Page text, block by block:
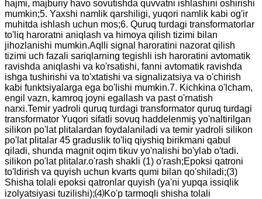
hajmi, majburiy havo sovutishda quvvatni ishlashini oshirishi
mumkin;5. Yaxshi namlik qarshiligi, yuqori namlik kabi og'ir
muhitda ishlash uchun mos;6. Quruq turdagi transformatorlar
to'liq haroratni aniqlash va himoya qilish tizimi bilan
jihozlanishi mumkin.Aqlli signal haroratini nazorat qilish
tizimi uch fazali sariqlarning tegishli ish haroratini avtomatik
ravishda aniqlashi va ko'rsatishi, fanni avtomatik ravishda
ishga tushirishi va to'xtatishi va signalizatsiya va o'chirish
kabi funktsiyalarga ega bo'lishi mumkin.7. Kichkina o'lcham,
engil vazn, kamroq joyni egallash va past o'rnatish
narxi.Temir yadroli quruq turdagi transformator quruq turdagi
transformator Yuqori sifatli sovuq haddelenmiş yo'naltirilgan
silikon po'lat plitalardan foydalaniladi va temir yadroli silikon
po'lat plitalar 45 graduslik to'liq qiyshiq birikmani qabul
qiladi, shunda magnit oqim tikuv yo'nalishi bo'ylab o'tadi.
silikon po'lat plitalar.o'rash shakli (1) o'rash;Epoksi qatroni
to'ldirish va quyish uchun kvarts qumi bilan qo'shiladi;(3)
Shisha tolali epoksi qatronlar quyish (ya'ni yupqa issiqlik
izolyatsiyasi tuzilishi);⑷Ko'p tarmoqli shisha tolali